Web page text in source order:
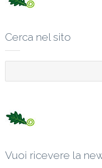
Cerca nel sito
Vuoi ricevere la